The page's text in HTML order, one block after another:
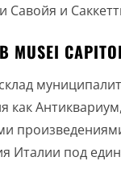
Савойя и
как
Италии под